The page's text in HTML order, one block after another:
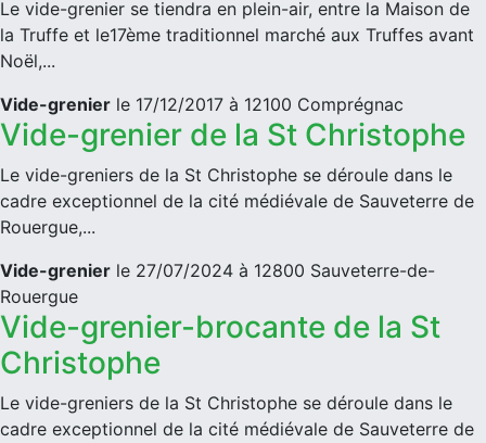
Le vide-grenier se tiendra en plein-air, entre la Maison de
la Truffe et le17ème traditionnel marché aux Truffes avant
Noël,...
Vide-grenier le 17/12/2017 à 12100 Comprégnac
Vide-grenier de la St Christophe
Le vide-greniers de la St Christophe se déroule dans le
cadre exceptionnel de la cité médiévale de Sauveterre de
Rouergue,...
Vide-grenier le 27/07/2024 à 12800 Sauveterre-de-
Rouergue
Vide-grenier-brocante de la St
Christophe
Le vide-greniers de la St Christophe se déroule dans le
cadre exceptionnel de la cité médiévale de Sauveterre de